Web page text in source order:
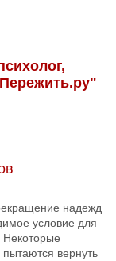
надежд
условие для
Некоторые
вернуть